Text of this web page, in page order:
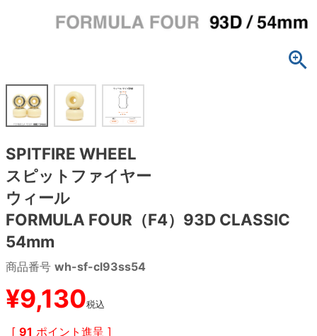
SPITFIRE WHEEL
スピットファイヤー
ウィール
FORMULA FOUR（F4）93D CLASSIC
54mm
商品番号 wh-sf-cl93ss54
¥9,130税込
[ 91 ポイント進呈 ]
8.4inch
8.5inch
8.6inch
8.7inch
8.8inch
8.9inch
9.0inch以上
8.5inch
8.6inch
8.7inch
8.8inch
8.9inch
9.0inch以上
64mm
65mm
70mm
72mm
75mm
110mm
練習用アイテム（初心者におすすめ）
スケートケース・バッグ
メディア（雑誌・DVD・CD）
27.5cm
28cm
28.5cm
29cm
29.5cm
30cm
キャップ
ソックス
アンダーウエア
サイズの測り方